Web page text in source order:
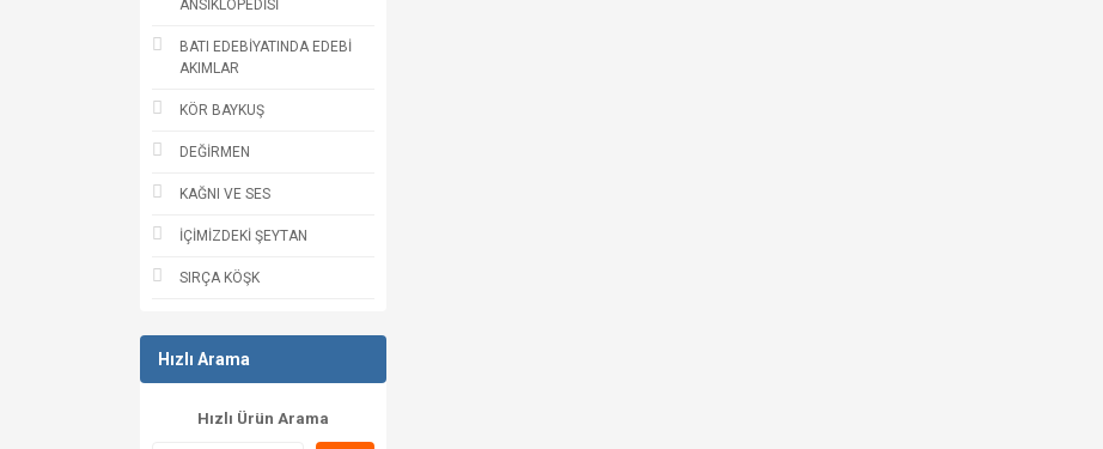
ANSİKLOPEDİSİ
BATI EDEBİYATINDA EDEBİ
AKIMLAR
KÖR BAYKUŞ
DEĞİRMEN
KAĞNI VE SES
İÇİMİZDEKİ ŞEYTAN
SIRÇA KÖŞK
Hızlı Arama
Hızlı Ürün Arama